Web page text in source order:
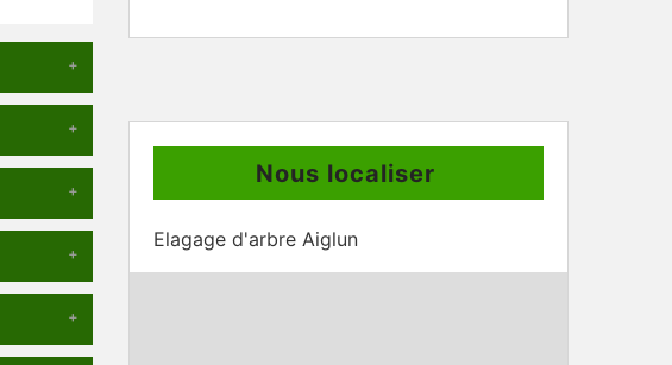
Nous localiser
Elagage d'arbre Aiglun